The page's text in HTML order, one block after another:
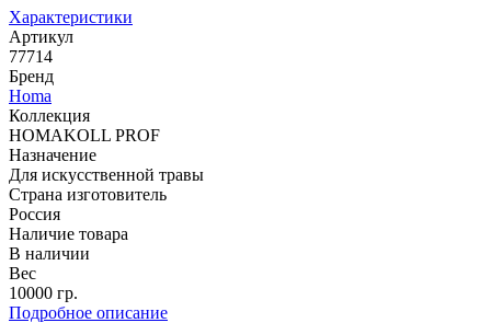
Характеристики
Артикул
77714
Бренд
Homa
Коллекция
HOMAKOLL PROF
Назначение
Для искусственной травы
Страна изготовитель
Россия
Наличие товара
В наличии
Вес
10000 гр.
Подробное описание